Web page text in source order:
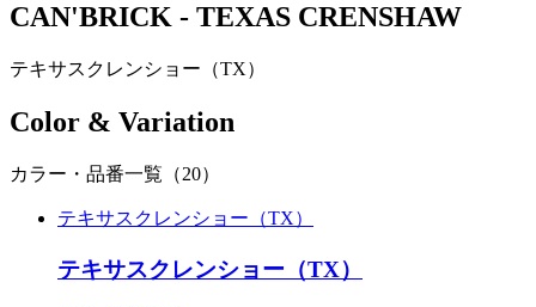
CAN'BRICK - TEXAS CRENSHAW
テキサスクレンショー（TX）
Color & Variation
カラー・品番一覧（20）
テキサスクレンショー（TX）
テキサスクレンショー（TX）